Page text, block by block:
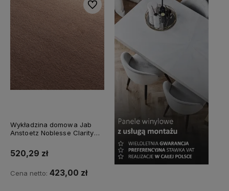
Wykładzina domowa Jab
Anstoetz Noblesse Clarity
520,29 zł
Cena netto: 423,00 zł
Do ulubionych